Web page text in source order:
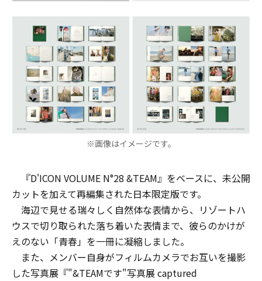
※画像はイメージです。
『D'ICON VOLUME N°28 &TEAM』をベースに、未公開
カットを加えて再編集された日本限定版です。
海辺で見せる瑞々しく自然体な表情から、リゾートハ
ウスで切り取られた落ち着いた表情まで、彼らのかけが
えのない「青春」を一冊に凝縮しました。
また、メンバー自身がフィルムカメラでお互いを撮影
した写真展『"&TEAMです"写真展 captured